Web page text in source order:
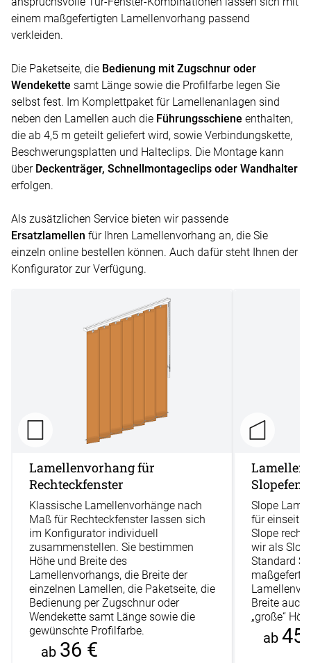
einem maßgefertigten Lamellenvorhang passend
verkleiden.
Die Paketseite, die Bedienung mit Zugschnur oder
Wendekette samt Länge sowie die Profilfarbe legen Sie
selbst fest. Im Komplettpaket für Lamellenanlagen sind
neben den Lamellen auch die Führungsschiene enthalten,
die ab 4,5 m geteilt geliefert wird, sowie Verbindungskette,
Beschwerungsplatten und Halteclips. Die Montage kann
über Deckenträger, Schnellmontageclips oder Wandhalter
erfolgen.
Als zusätzlichen Service bieten wir passende
Ersatzlamellen für Ihren Lamellenvorhang an, die Sie
einzeln online bestellen können. Auch dafür steht Ihnen der
Konfigurator zur Verfügung.
Lamellenvorhang für
Rechteckfenster
Klassische Lamellenvorhänge nach
Maß für Rechteckfenster lassen sich
im Konfigurator individuell
zusammenstellen. Sie bestimmen
Höhe und Breite des
Lamellenvorhangs, die Breite der
einzelnen Lamellen, die Paketseite, die
Bedienung per Zugschnur oder
Wendekette samt Länge sowie die
gewünschte Profilfarbe.
ab 36 €
Slope
für einseitig
Slope
wir als
Standard
Breite auch
„große“
ab 45